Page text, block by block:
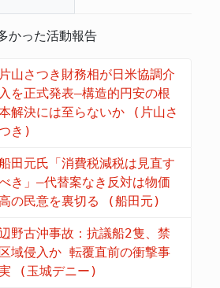
かった活動報告
片山さつき財務相が日米協調介
入を正式発表―構造的円安の根
解決には至らないか (片山さ
き)
田元氏「消費税減税は見直す
き」―代替案なき反対は物価
の民意を裏切る (船田元)
野古沖事故：抗議船2隻、禁
区域侵入か 転覆直前の衝撃事
(玉城デニー)